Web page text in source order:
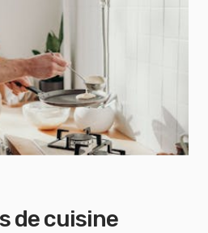
de cuisine